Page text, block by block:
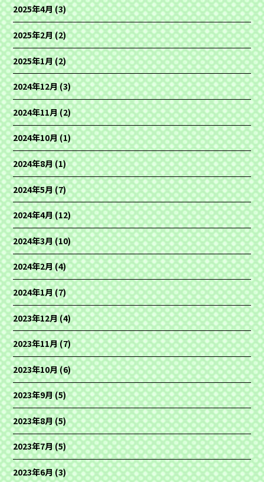
2025年4月(3)
2025年2月(2)
2025年1月(2)
2024年12月(3)
2024年11月(2)
2024年10月(1)
2024年8月(1)
2024年5月(7)
2024年4月(12)
2024年3月(10)
2024年2月(4)
2024年1月(7)
2023年12月(4)
2023年11月(7)
2023年10月(6)
2023年9月(5)
2023年8月(5)
2023年7月(5)
2023年6月(3)